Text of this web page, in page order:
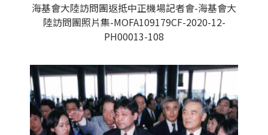
海基會大陸訪問團返抵中正機場記者會-海基會大
陸訪問團照片集-MOFA109179CF-2020-12-
PH00013-108